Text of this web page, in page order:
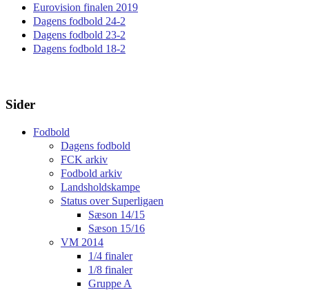
Eurovision finalen 2019
Dagens fodbold 24-2
Dagens fodbold 23-2
Dagens fodbold 18-2
Sider
Fodbold
Dagens fodbold
FCK arkiv
Fodbold arkiv
Landsholdskampe
Status over Superligaen
Sæson 14/15
Sæson 15/16
VM 2014
1/4 finaler
1/8 finaler
Gruppe A